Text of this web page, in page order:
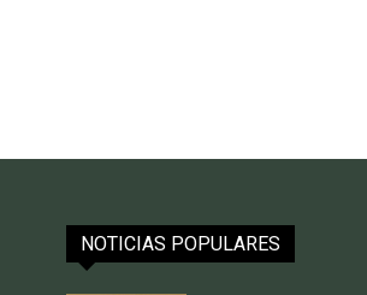
NOTICIAS POPULARES